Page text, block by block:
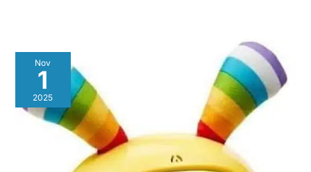
Nov
1
2025